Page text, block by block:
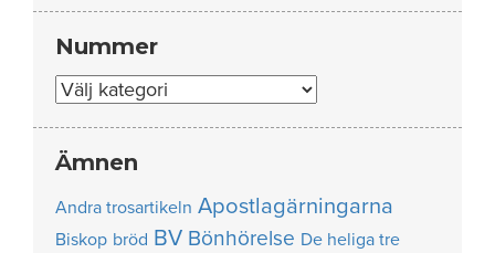
Nummer
Nummer
Ämnen
Andra trosartikeln Apostlagärningarna
Biskop bröd BV Bönhörelse De heliga tre